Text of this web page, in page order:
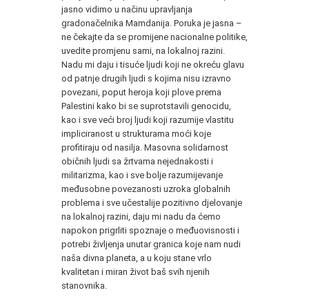
jasno vidimo u načinu upravljanja
gradonačelnika Mamdanija. Poruka je jasna –
ne čekajte da se promijene nacionalne politike,
uvedite promjenu sami, na lokalnoj razini.
Nadu mi daju i tisuće ljudi koji ne okreću glavu
od patnje drugih ljudi s kojima nisu izravno
povezani, poput heroja koji plove prema
Palestini kako bi se suprotstavili genocidu,
kao i sve veći broj ljudi koji razumije vlastitu
impliciranost u strukturama moći koje
profitiraju od nasilja. Masovna solidarnost
običnih ljudi sa žrtvama nejednakosti i
militarizma, kao i sve bolje razumijevanje
međusobne povezanosti uzroka globalnih
problema i sve učestalije pozitivno djelovanje
na lokalnoj razini, daju mi nadu da ćemo
napokon prigrliti spoznaje o međuovisnosti i
potrebi življenja unutar granica koje nam nudi
naša divna planeta, a u koju stane vrlo
kvalitetan i miran život baš svih njenih
stanovnika.